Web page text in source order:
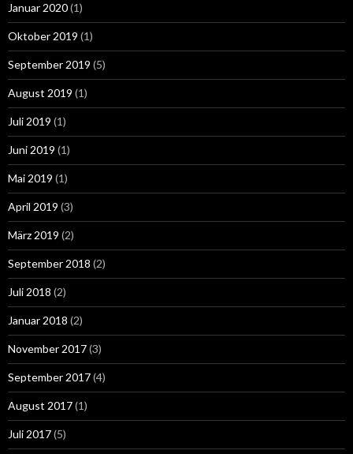
Januar 2020(1)
Oktober 2019 (1)
September 2019 (5)
August 2019 (1)
Juli 2019 (1)
Juni 2019 (1)
Mai 2019 (1)
April 2019 (3)
März 2019 (2)
September 2018 (2)
Juli 2018 (2)
Januar 2018 (2)
November 2017(3)
September 2017(4)
August 2017(1)
Juli 2017(5)